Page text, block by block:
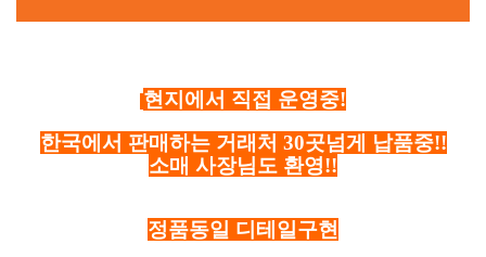
현지에서 직접 운영중!
한국에서 판매하는 거래처 30곳넘게 납품중!!
소매 사장님도 환영!!
정품동일 디테일구현